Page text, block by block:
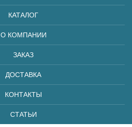
КАТАЛОГ
О КОМПАНИИ
ЗАКАЗ
ДОСТАВКА
КОНТАКТЫ
СТАТЬИ